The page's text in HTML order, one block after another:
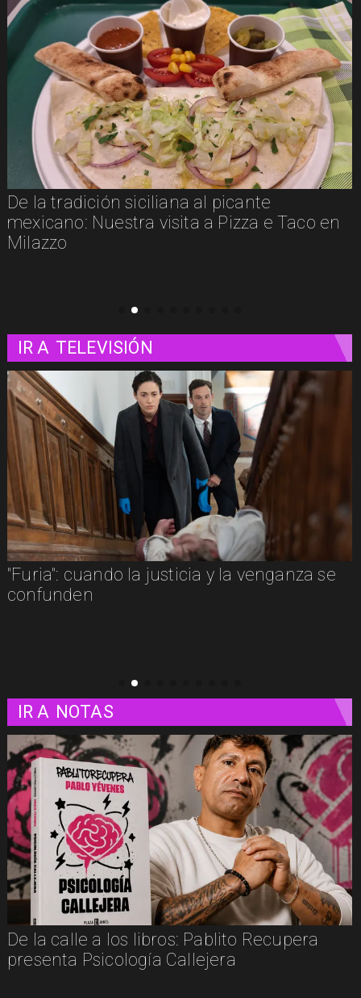
siciliana al picante
Nuestra visita a Pizza e Taco en
IR A TELEVISIÓN
"Furia": cuando la justicia y la venganza se
confunden
IR A NOTAS
De la calle a los libros: Pablito Recupera
presenta Psicología Callejera